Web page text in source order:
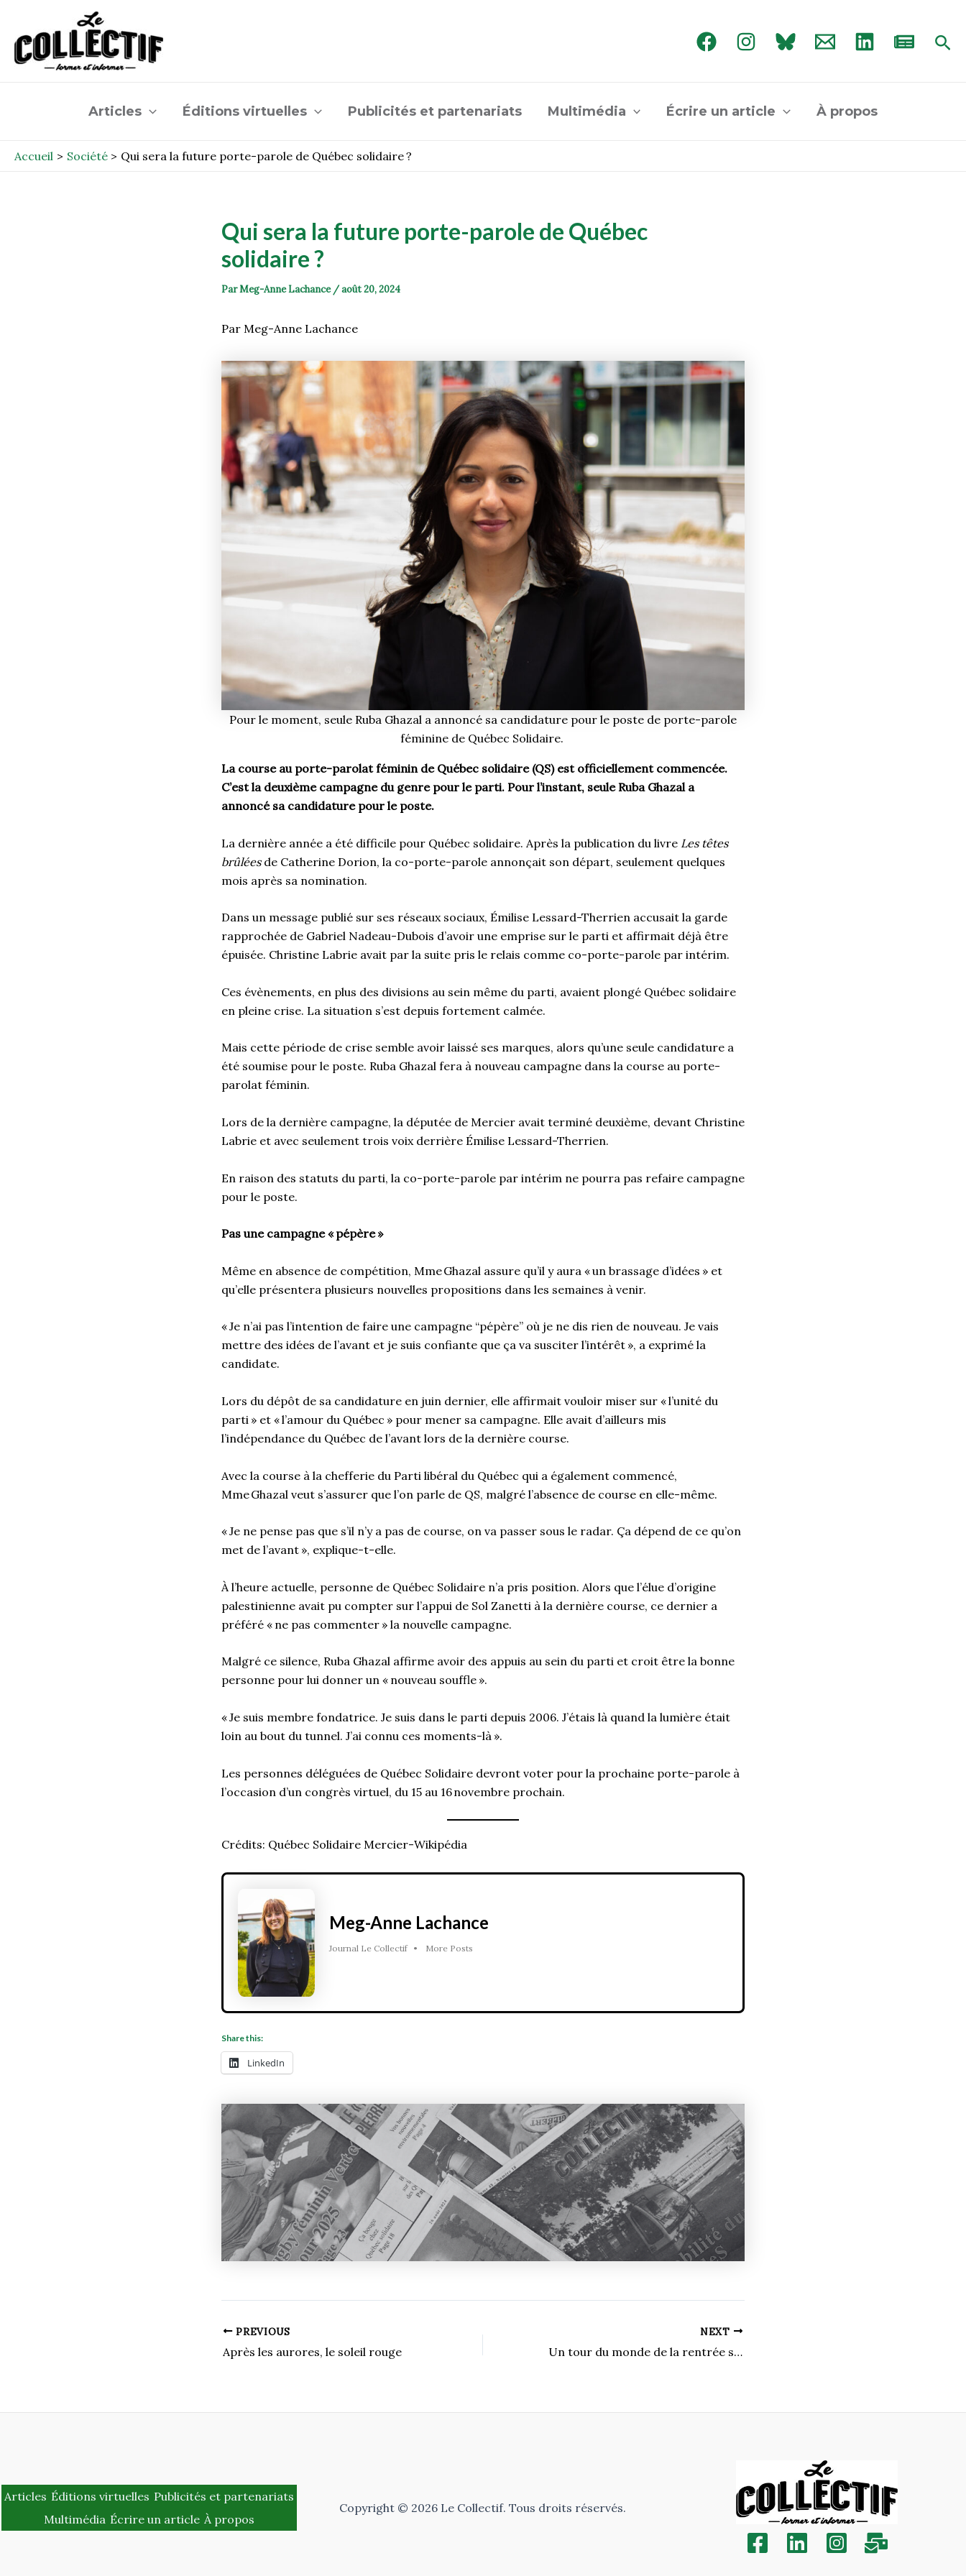
contenu
Articles Éditions virtuelles Publicités et partenariats Multimédia Écrire un article À propos
Accueil Société Qui sera la future porte-parole de Québec solidaire ?
Qui sera la future porte-parole de Québec
solidaire ?
ParMeg-Anne Lachance /août 20, 2024
Par Meg-Anne Lachance
Pour le moment, seule Ruba Ghazal a annoncé sa candidature pour le poste de porte-parole
féminine de Québec Solidaire.
La course au porte-parolat féminin de Québec solidaire (QS) est officiellement commencée.
C’est la deuxième campagne du genre pour le parti. Pour l’instant, seule Ruba Ghazal a
annoncé sa candidature pour le poste.
La dernière année a été difficile pour Québec solidaire. Après la publication du livre Les têtes
brûléesde Catherine Dorion, la co-porte-parole annonçait son départ, seulement quelques
mois après sa nomination.
Dans un message publié sur ses réseaux sociaux, Émilise Lessard-Therrien accusait la garde
rapprochée de Gabriel Nadeau-Dubois d’avoir une emprise sur le parti et affirmait déjà être
épuisée. Christine Labrie avait par la suite pris le relais comme co-porte-parole par intérim.
Ces évènements, en plus des divisions au sein même du parti, avaient plongé Québec solidaire
en pleine crise. La situation s’est depuis fortement calmée.
Mais cette période de crise semble avoir laissé ses marques, alors qu’une seule candidature a
été soumise pour le poste. Ruba Ghazal fera à nouveau campagne dans la course au porte-
parolat féminin.
Lors de la dernière campagne, la députée de Mercier avait terminé deuxième, devant Christine
Labrie et avec seulement trois voix derrière Émilise Lessard-Therrien.
En raison des statuts du parti, la co-porte-parole par intérim ne pourra pas refaire campagne
pour le poste.
Pas une campagne « pépère »
Même en absence de compétition, Mme Ghazal assure qu’il y aura « un brassage d’idées » et
qu’elle présentera plusieurs nouvelles propositions dans les semaines à venir.
« Je n’ai pas l’intention de faire une campagne “pépère” où je ne dis rien de nouveau. Je vais
mettre des idées de l’avant et je suis confiante que ça va susciter l’intérêt », a exprimé la
candidate.
Lors du dépôt de sa candidature en juin dernier, elle affirmait vouloir miser sur « l’unité du
parti » et « l’amour du Québec » pour mener sa campagne. Elle avait d’ailleurs mis
l’indépendance du Québec de l’avant lors de la dernière course.
Avec la course à la chefferie du Parti libéral du Québec qui a également commencé,
Mme Ghazal veut s’assurer que l’on parle de QS, malgré l’absence de course en elle-même.
« Je ne pense pas que s’il n’y a pas de course, on va passer sous le radar. Ça dépend de ce qu’on
met de l’avant », explique-t-elle.
À l’heure actuelle, personne de Québec Solidaire n’a pris position. Alors que l’élue d’origine
palestinienne avait pu compter sur l’appui de Sol Zanetti à la dernière course, ce dernier a
préféré « ne pas commenter » la nouvelle campagne.
Malgré ce silence, Ruba Ghazal affirme avoir des appuis au sein du parti et croit être la bonne
personne pour lui donner un « nouveau souffle ».
« Je suis membre fondatrice. Je suis dans le parti depuis 2006. J’étais là quand la lumière était
loin au bout du tunnel. J’ai connu ces moments-là ».
Les personnes déléguées de Québec Solidaire devront voter pour la prochaine porte-parole à
l’occasion d’un congrès virtuel, du 15 au 16 novembre prochain.
Crédits: Québec Solidaire Mercier-Wikipédia
Meg-Anne Lachance
Journal Le Collectif • More Posts
Share this:
LinkedIn
PREVIOUS
Après les aurores, le soleil rouge
NEXT
Un tour du monde de la rentrée scolaire
Articles Éditions virtuelles Publicités et partenariats
Multimédia Écrire un article À propos
Copyright © 2026 Le Collectif. Tous droits réservés.